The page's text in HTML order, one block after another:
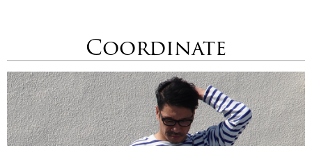
Coordinate